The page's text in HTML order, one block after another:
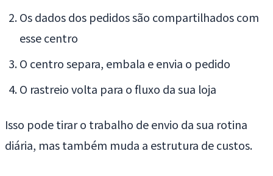
Os dados dos pedidos são compartilhados com
esse centro
O centro separa, embala e envia o pedido
O rastreio volta para o fluxo da sua loja
Isso pode tirar o trabalho de envio da sua rotina
diária, mas também muda a estrutura de custos.